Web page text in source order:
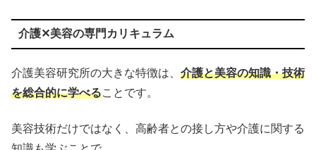
介護✕美容の専門カリキュラム
介護美容研究所の大きな特徴は、 介護と美容の知識・技術
を総合的に学べることです。
美容技術だけではなく、高齢者との接し方や介護に関する